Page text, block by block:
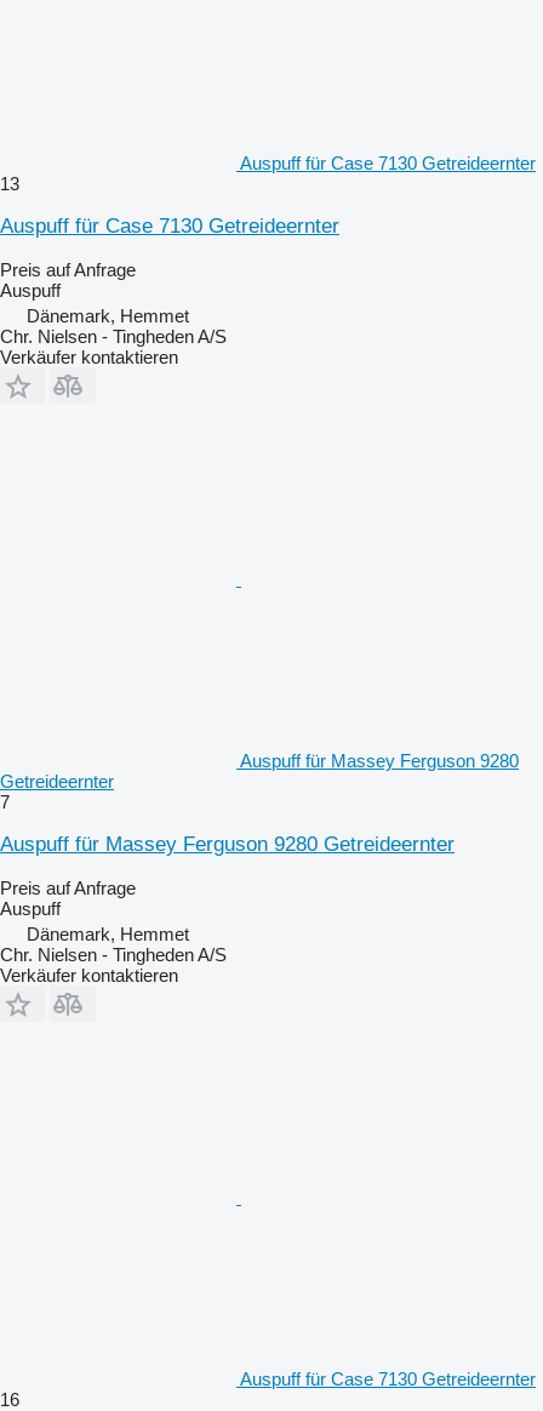
Auspuff für Case 7130 Getreideernter
13
Auspuff für Case 7130 Getreideernter
Preis auf Anfrage
Auspuff
Dänemark, Hemmet
Chr. Nielsen - Tingheden A/S
Verkäufer kontaktieren
Auspuff für Massey Ferguson 9280
Getreideernter
7
Auspuff für Massey Ferguson 9280 Getreideernter
Preis auf Anfrage
Auspuff
Dänemark, Hemmet
Chr. Nielsen - Tingheden A/S
Verkäufer kontaktieren
Auspuff für Case 7130 Getreideernter
16